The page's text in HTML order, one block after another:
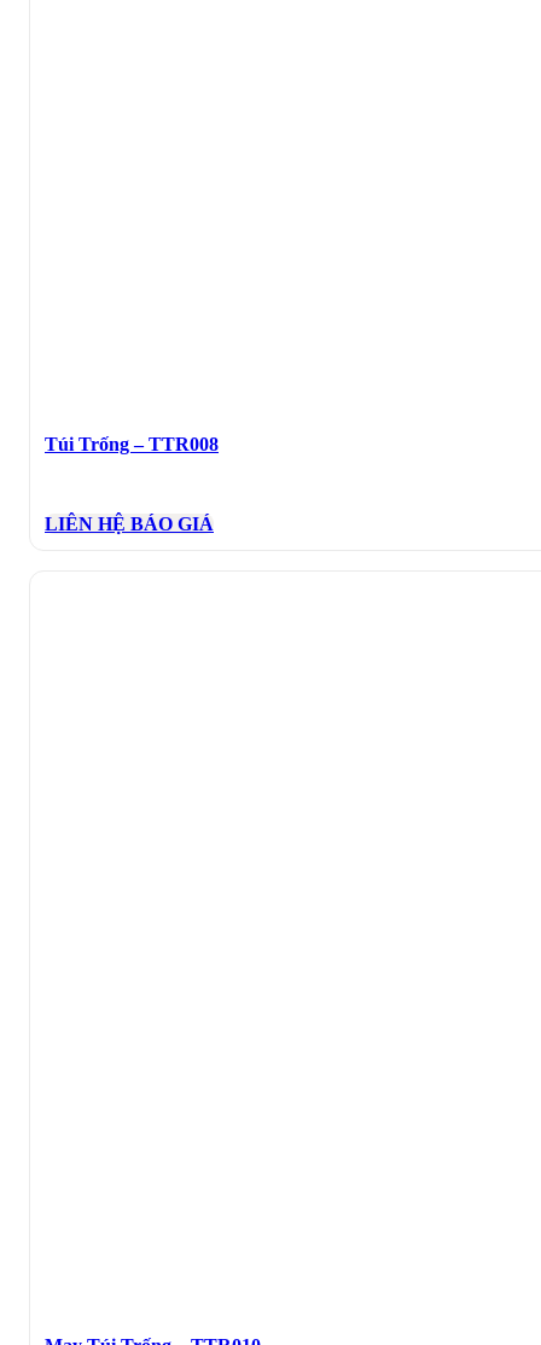
Túi Trống – TTR008
LIÊN HỆ BÁO GIÁ